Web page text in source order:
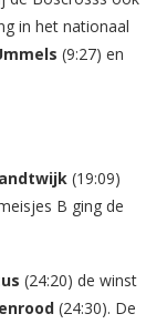
in het nationaal
(9:27) en
(19:09)
B ging de
(24:20) de winst
(24:30). De